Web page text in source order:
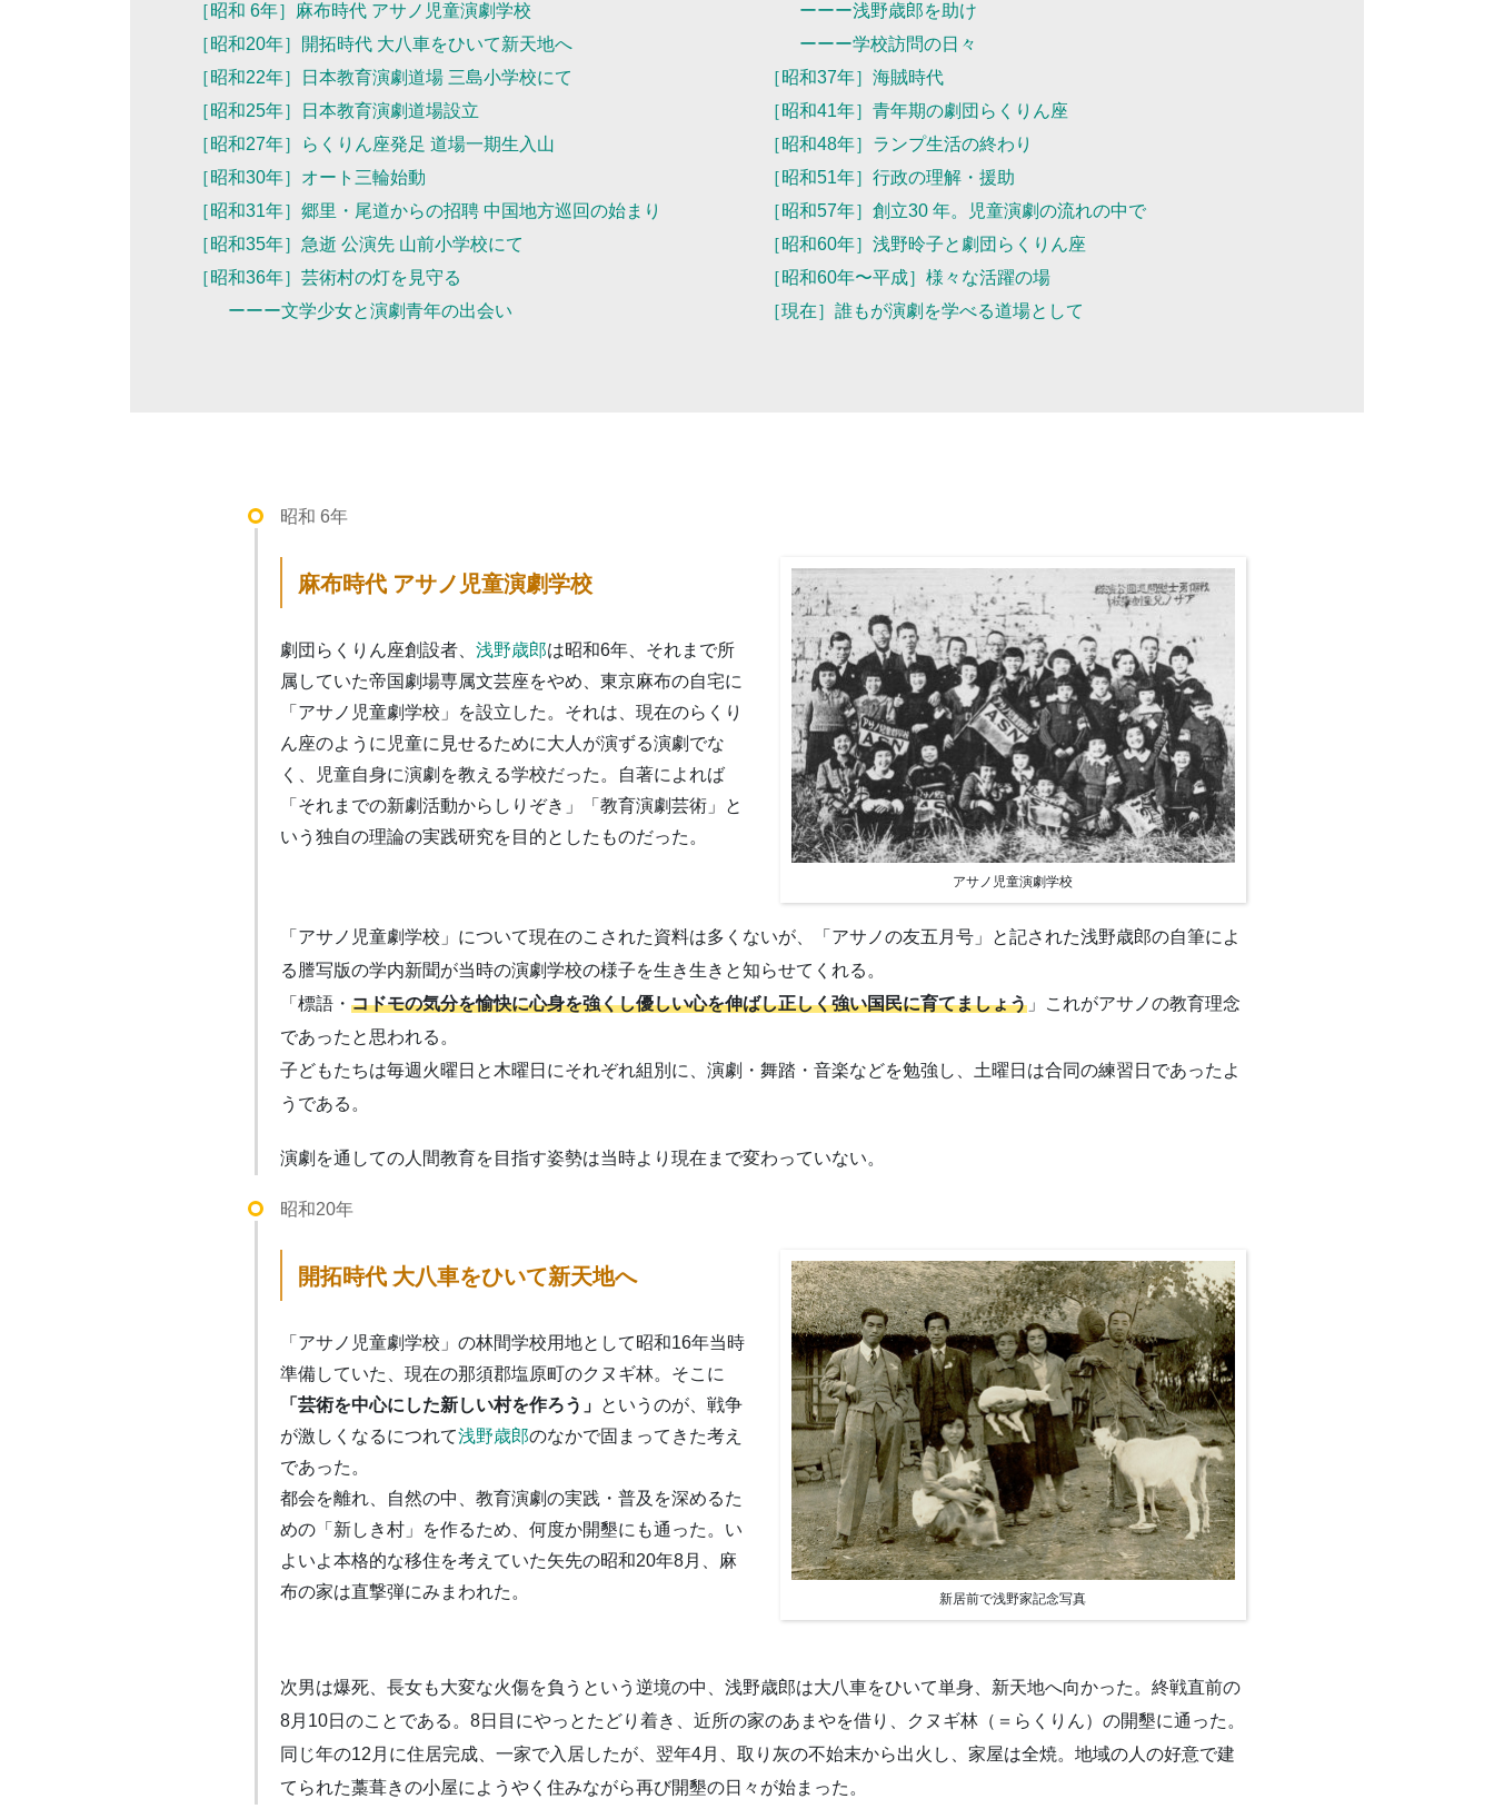
［昭和 6年］麻布時代 アサノ児童演劇学校
［昭和20年］開拓時代 大八車をひいて新天地へ
［昭和22年］日本教育演劇道場 三島小学校にて
［昭和25年］日本教育演劇道場設立
［昭和27年］らくりん座発足 道場一期生入山
［昭和30年］オート三輪始動
［昭和31年］郷里・尾道からの招聘 中国地方巡回の始まり
［昭和35年］急逝 公演先 山前小学校にて
［昭和36年］芸術村の灯を見守る
ーーー文学少女と演劇青年の出会い
ーーー浅野歳郎を助け
ーーー学校訪問の日々
［昭和37年］海賊時代
［昭和41年］青年期の劇団らくりん座
［昭和48年］ランプ生活の終わり
［昭和51年］行政の理解・援助
［昭和57年］創立30 年。児童演劇の流れの中で
［昭和60年］浅野昤子と劇団らくりん座
［昭和60年〜平成］様々な活躍の場
［現在］誰もが演劇を学べる道場として
昭和 6年
麻布時代 アサノ児童演劇学校
劇団らくりん座創設者、 浅野歳郎は昭和6年、それまで所
属していた帝国劇場専属文芸座をやめ、東京麻布の自宅に
「アサノ児童劇学校」を設立した。それは、現在のらくり
ん座のように児童に見せるために大人が演ずる演劇でな
く、児童自身に演劇を教える学校だった。自著によれば
「それまでの新劇活動からしりぞき」「教育演劇芸術」と
いう独自の理論の実践研究を目的としたものだった。
アサノ児童演劇学校
「アサノ児童劇学校」について現在のこされた資料は多くないが、「アサノの友五月号」と記された浅野歳郎の自筆によ
る謄写版の学内新聞が当時の演劇学校の様子を生き生きと知らせてくれる。
「標語・ コドモの気分を愉快に心身を強くし優しい心を伸ばし正しく強い国民に育てましょう」これがアサノの教育理念
であったと思われる。
子どもたちは毎週火曜日と木曜日にそれぞれ組別に、演劇・舞踏・音楽などを勉強し、土曜日は合同の練習日であったよ
うである。
演劇を通しての人間教育を目指す姿勢は当時より現在まで変わっていない。
昭和20年
開拓時代 大八車をひいて新天地へ
「アサノ児童劇学校」の林間学校用地として昭和16年当時
準備していた、現在の那須郡塩原町のクヌギ林。そこに
「芸術を中心にした新しい村を作ろう」 というのが、戦争
が激しくなるにつれて浅野歳郎のなかで固まってきた考え
であった。
都会を離れ、自然の中、教育演劇の実践・普及を深めるた
めの「新しき村」を作るため、何度か開墾にも通った。い
よいよ本格的な移住を考えていた矢先の昭和20年8月、麻
布の家は直撃弾にみまわれた。
新居前で浅野家記念写真
次男は爆死、長女も大変な火傷を負うという逆境の中、浅野歳郎は大八車をひいて単身、新天地へ向かった。終戦直前の
8月10日のことである。8日目にやっとたどり着き、近所の家のあまやを借り、クヌギ林（＝らくりん）の開墾に通った。
同じ年の12月に住居完成、一家で入居したが、翌年4月、取り灰の不始末から出火し、家屋は全焼。地域の人の好意で建
てられた藁葺きの小屋にようやく住みながら再び開墾の日々が始まった。